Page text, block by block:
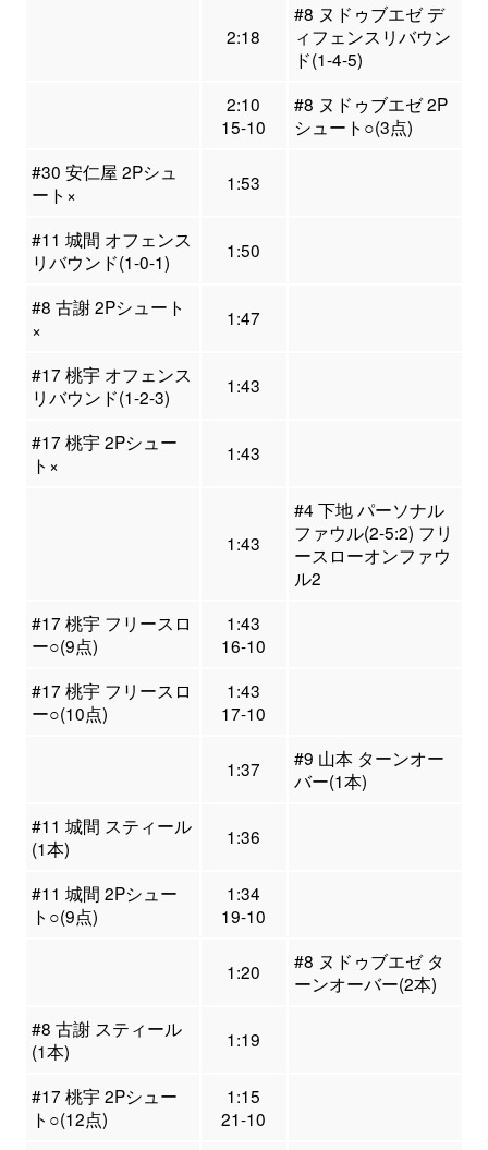
2:18
#8 ヌドゥブエゼ デ
ィフェンスリバウン
ド(1-4-5)
2:10
15-10
#8 ヌドゥブエゼ 2P
シュート○(3点)
#30 安仁屋 2Pシュ
ート×
1:53
#11 城間 オフェンス
リバウンド(1-0-1)
1:50
#8 古謝 2Pシュート
×
1:47
#17 桃宇 オフェンス
リバウンド(1-2-3)
1:43
#17 桃宇 2Pシュー
ト×
1:43
1:43
#4 下地 パーソナル
ファウル(2-5:2) フリ
ースローオンファウ
ル2
#17 桃宇 フリースロ
ー○(9点)
1:43
16-10
#17 桃宇 フリースロ
ー○(10点)
1:43
17-10
1:37
#9 山本 ターンオー
バー(1本)
#11 城間 スティール
(1本)
1:36
#11 城間 2Pシュー
ト○(9点)
1:34
19-10
1:20
#8 ヌドゥブエゼ タ
ーンオーバー(2本)
#8 古謝 スティール
(1本)
1:19
#17 桃宇 2Pシュー
ト○(12点)
1:15
21-10